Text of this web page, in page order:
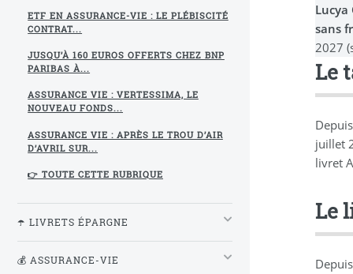
Lucya
sans
2027
Le
juillet
livret
Le
ETF EN ASSURANCE-VIE : LE PLÉBISCITÉ
CONTRAT...
JUSQU’À 160 EUROS OFFERTS CHEZ BNP
PARIBAS À...
ASSURANCE VIE : VERTESSIMA, LE
NOUVEAU FONDS...
ASSURANCE VIE : APRÈS LE TROU D’AIR
D’AVRIL SUR...
👉 TOUTE CETTE RUBRIQUE
☂️ LIVRETS ÉPARGNE
💰 ASSURANCE-VIE